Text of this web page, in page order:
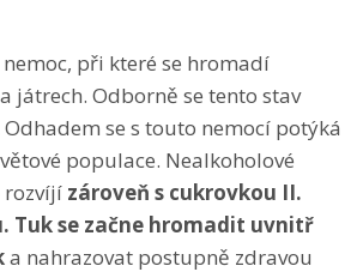
při které se hromadí
játrech. Odborně se tento stav
Odhadem se s touto nemocí potýká
populace. Nealkoholové
rozvíjí zároveň s cukrovkou II.
Tuk se začne hromadit uvnitř
a nahrazovat postupně zdravou